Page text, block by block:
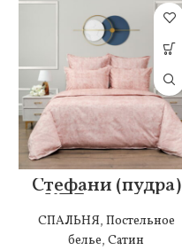
Стефани (пудра)
КПБ сатин 1.6
СПАЛЬНЯ, Постельное
белье, Сатин